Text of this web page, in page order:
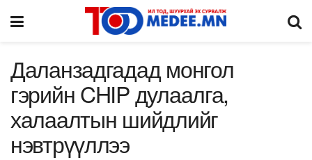
Даланзадгадад монгол
гэрийн CHIP дулаалга,
халаалтын шийдлийг
нэвтрүүллээ